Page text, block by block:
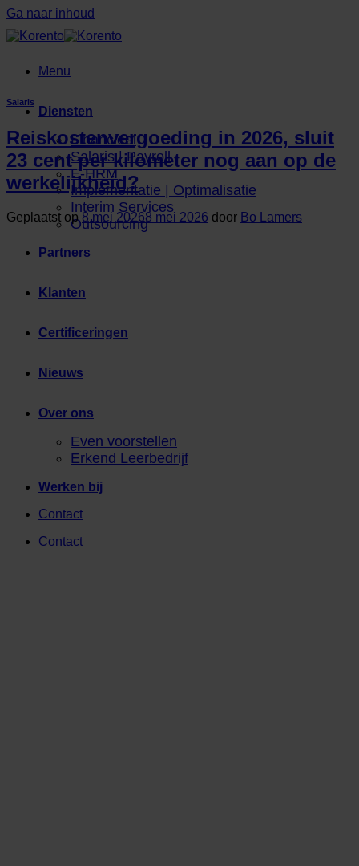
Ga naar inhoud
Menu
Diensten
Financieel
Salaris | Payroll
E-HRM
Implementatie | Optimalisatie
Interim Services
Outsourcing
Partners
Klanten
Certificeringen
Nieuws
Over ons
Even voorstellen
Erkend Leerbedrijf
Werken bij
Contact
Contact
Salaris
Reiskostenvergoeding in 2026, sluit
23 cent per kilometer nog aan op de
werkelijkheid?
Geplaatst op8 mei 20268 mei 2026 door Bo Lamers